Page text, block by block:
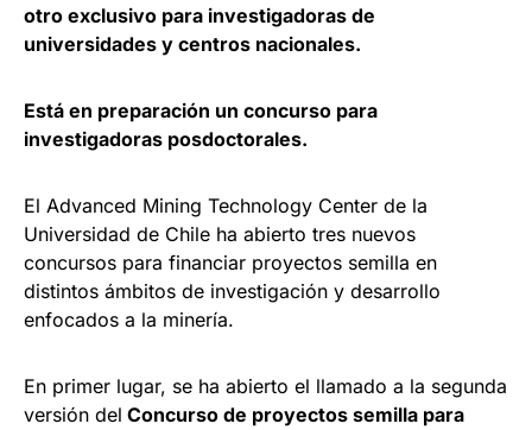
otro exclusivo para investigadoras de
universidades y centros nacionales.
Está en preparación un concurso para
investigadoras posdoctorales.
El Advanced Mining Technology Center de la
Universidad de Chile ha abierto tres nuevos
concursos para financiar proyectos semilla en
distintos ámbitos de investigación y desarrollo
enfocados a la minería.
En primer lugar, se ha abierto el llamado a la segunda
versión del Concurso de proyectos semilla para